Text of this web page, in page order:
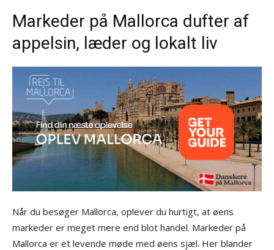
Markeder på Mallorca dufter af
appelsin, læder og lokalt liv
Når du besøger Mallorca, oplever du hurtigt, at øens
markeder er meget mere end blot handel. Markeder på
Mallorca er et levende møde med øens sjæl. Her blander